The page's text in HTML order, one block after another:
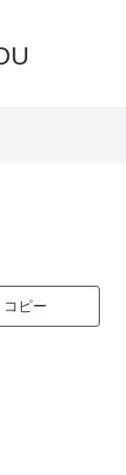
コピー